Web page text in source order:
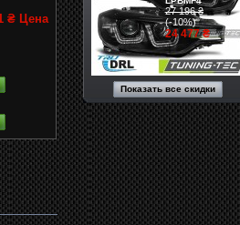
₴Цена
27 196 ₴
(-10%)
24 477 ₴
Показать все скидки